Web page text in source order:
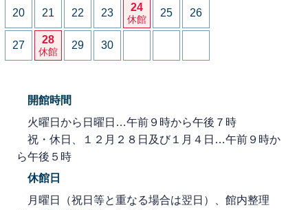
20 21 22 23 24
休館
25 26
27 28
休館
29 30
開館時間
火曜日から日曜日…午前９時から午後７時
祝・休日、１２月２８日及び１月４日…午前９時か
ら午後５時
休館日
月曜日（祝日等と重なる場合は翌日）、館内整理